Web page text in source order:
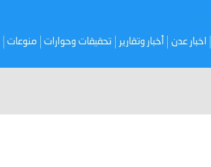
اخبار عدن أخبار وتقارير تحقيقات وحوارات منوعات